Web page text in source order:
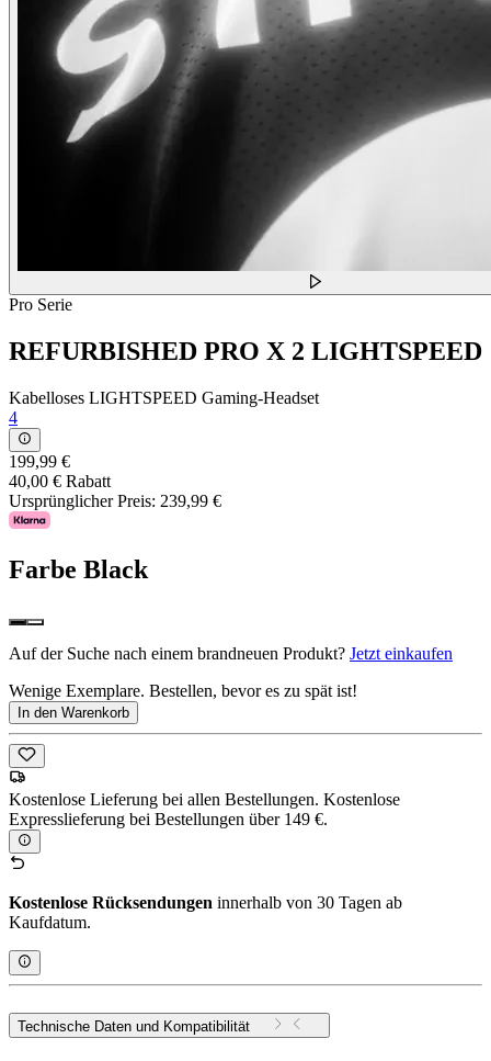
Pro Serie
REFURBISHED PRO X 2 LIGHTSPEED
Kabelloses LIGHTSPEED Gaming-Headset
4
199,99 €
40,00 € Rabatt
Ursprünglicher Preis: 239,99 €
Farbe Black
Auf der Suche nach einem brandneuen Produkt? Jetzt einkaufen
Wenige Exemplare. Bestellen, bevor es zu spät ist!
In den Warenkorb
Kostenlose Lieferung bei allen Bestellungen. Kostenlose
Expresslieferung bei Bestellungen über 149 €.
Kostenlose Rücksendungen innerhalb von 30 Tagen ab
Kaufdatum.
Technische Daten und Kompatibilität